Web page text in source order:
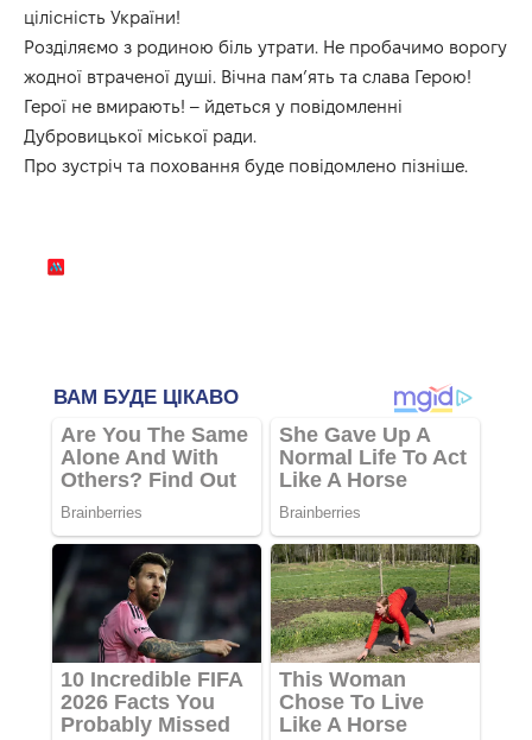
цілісність України!
Розділяємо з родиною біль утрати. Не пробачимо ворогу
жодної втраченої душі. Вічна пам’ять та слава Герою!
Герої не вмирають! – йдеться у повідомленні
Дубровицької міської ради.
Про зустріч та поховання буде повідомлено пізніше.